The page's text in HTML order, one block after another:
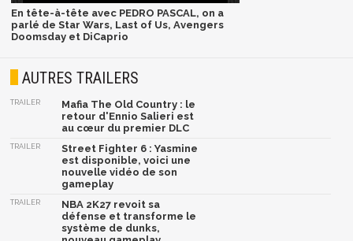
En tête-à-tête avec PEDRO PASCAL, on a
parlé de Star Wars, Last of Us, Avengers
Doomsday et DiCaprio
AUTRES TRAILERS
TRAILER
Mafia The Old Country : le
retour d'Ennio Salieri est
au cœur du premier DLC
TRAILER
Street Fighter 6 : Yasmine
est disponible, voici une
nouvelle vidéo de son
gameplay
TRAILER
NBA 2K27 revoit sa
défense et transforme le
système de dunks,